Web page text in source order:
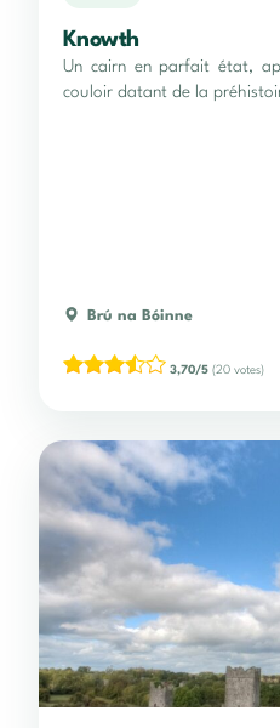
Knowth
Un cairn en parfait état,
couloir datant de la
Brú na Bóinne
3,70/5 (20 votes)